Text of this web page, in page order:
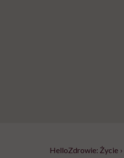
HelloZdrowie: Życie ›